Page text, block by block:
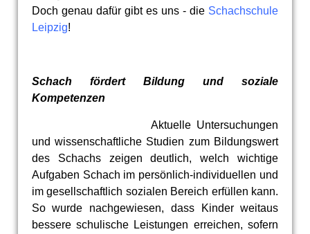
Doch genau dafür gibt es uns - die Schachschule
Leipzig!
Schach fördert Bildung und soziale
Kompetenzen
Aktuelle Untersuchungen
und wissenschaftliche Studien zum Bildungswert
des Schachs zeigen deutlich, welch wichtige
Aufgaben Schach im persönlich-individuellen und
im gesellschaftlich sozialen Bereich erfüllen kann.
So wurde nachgewiesen, dass Kinder weitaus
bessere schulische Leistungen erreichen, sofern